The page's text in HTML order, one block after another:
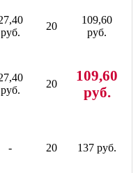
руб.
20
109,60
руб.
руб.
20
109,60
руб.
- 20 137 руб.